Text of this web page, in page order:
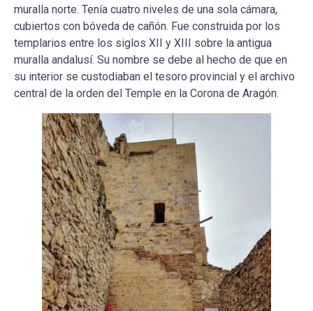
muralla norte. Tenía cuatro niveles de una sola cámara,
cubiertos con bóveda de cañón. Fue construida por los
templarios entre los siglos XII y XIII sobre la antigua
muralla andalusí. Su nombre se debe al hecho de que en
su interior se custodiaban el tesoro provincial y el archivo
central de la orden del Temple en la Corona de Aragón.